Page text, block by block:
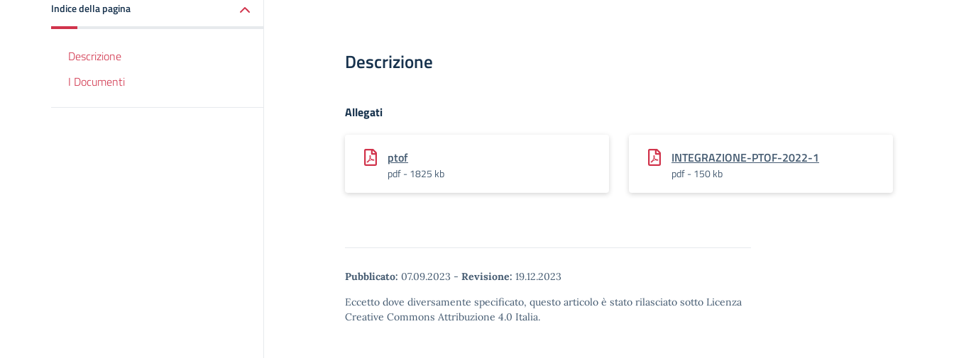
Indice della pagina
Descrizione
I Documenti
Descrizione
Allegati
ptof
pdf - 1825 kb
INTEGRAZIONE-PTOF-2022-1
pdf - 150 kb
Pubblicato: 07.09.2023 - Revisione: 19.12.2023
Eccetto dove diversamente specificato, questo articolo è stato rilasciato sotto Licenza
Creative Commons Attribuzione 4.0 Italia.